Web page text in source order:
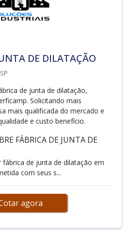
DE DILATAÇÃO
de junta de dilatação,
Solicitando mais
mais qualificada do mercado e
e custo benefício.
FÁBRICA DE JUNTA DE
de junta de dilatação em
com seus s...
agora